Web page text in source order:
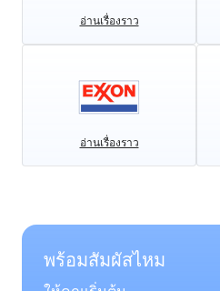
อ่านเรื่องราว
อ่านเรื่องราว
พร้อมสัมผัสไหม